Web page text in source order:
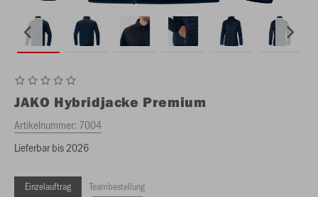
JAKO Hybridjacke Premium
Artikelnummer: 7004
Lieferbar bis 2026
Einzelauftrag Teambestellung